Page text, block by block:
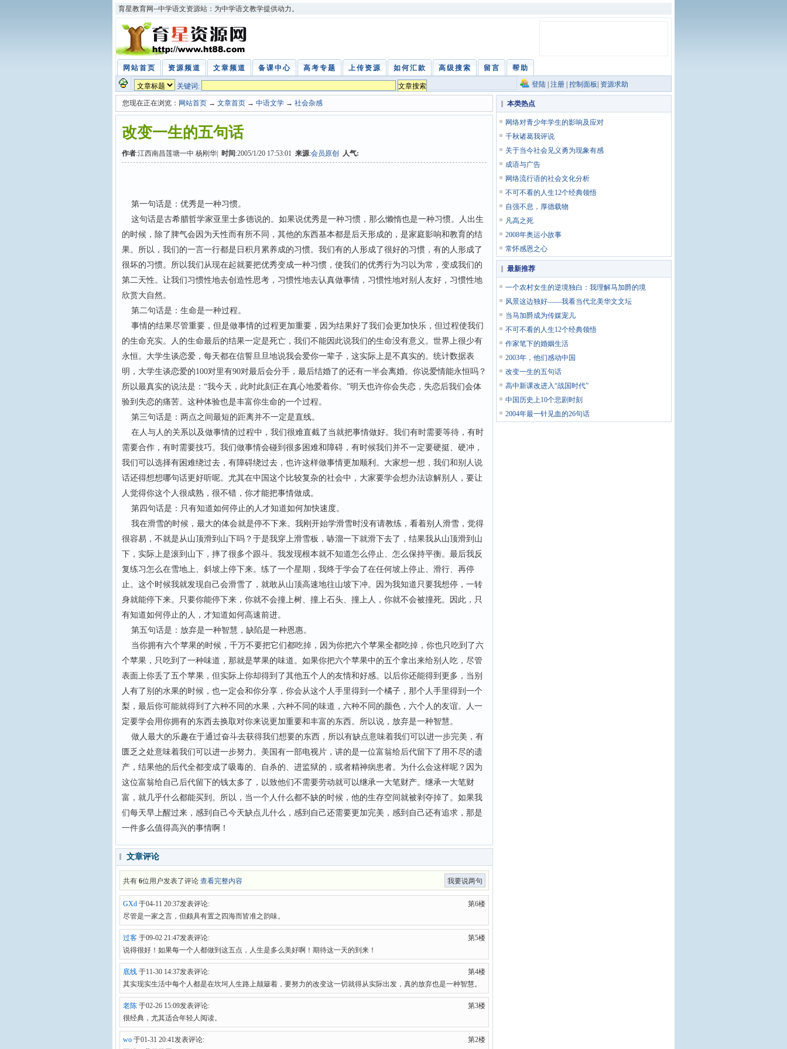
育星教育网--中学语文资源站：为中学语文教学提供动力。
网站首页 资源频道 文章频道 备课中心 高考专题 上传资源 如何汇款 高级搜索 留言 帮助
关键词: 登陆 注册 控制面板 资源求助
您现在正在浏览： 网站首页 → 文章首页 → 中语文学 → 社会杂感
改变一生的五句话
作者:江西南昌莲塘一中 杨刚华| 时间 :2005/1/20 17:53:01 来源:会员原创 人气:
第一句话是：优秀是一种习惯。
这句话是古希腊哲学家亚里士多德说的。如果说优秀是一种习惯，那么懒惰也是一种习惯。人出生
的时候，除了脾气会因为天性而有所不同，其他的东西基本都是后天形成的，是家庭影响和教育的结
果。所以，我们的一言一行都是日积月累养成的习惯。我们有的人形成了很好的习惯，有的人形成了
很坏的习惯。所以我们从现在起就要把优秀变成一种习惯，使我们的优秀行为习以为常，变成我们的
第二天性。让我们习惯性地去创造性思考，习惯性地去认真做事情，习惯性地对别人友好，习惯性地
欣赏大自然。
第二句话是：生命是一种过程。
事情的结果尽管重要，但是做事情的过程更加重要，因为结果好了我们会更加快乐，但过程使我们
的生命充实。人的生命最后的结果一定是死亡，我们不能因此说我们的生命没有意义。世界上很少有
永恒。大学生谈恋爱，每天都在信誓旦旦地说我会爱你一辈子，这实际上是不真实的。统计数据表
明，大学生谈恋爱的100对里有90对最后会分手，最后结婚了的还有一半会离婚。你说爱情能永恒吗？
所以最真实的说法是：“我今天，此时此刻正在真心地爱着你。”明天也许你会失恋，失恋后我们会体
验到失恋的痛苦。这种体验也是丰富你生命的一个过程。
第三句话是：两点之间最短的距离并不一定是直线。
在人与人的关系以及做事情的过程中，我们很难直截了当就把事情做好。我们有时需要等待，有时
需要合作，有时需要技巧。我们做事情会碰到很多困难和障碍，有时候我们并不一定要硬挺、硬冲，
我们可以选择有困难绕过去，有障碍绕过去，也许这样做事情更加顺利。大家想一想，我们和别人说
话还得想想哪句话更好听呢。尤其在中国这个比较复杂的社会中，大家要学会想办法谅解别人，要让
人觉得你这个人很成熟，很不错，你才能把事情做成。
第四句话是：只有知道如何停止的人才知道如何加快速度。
我在滑雪的时候，最大的体会就是停不下来。我刚开始学滑雪时没有请教练，看着别人滑雪，觉得
很容易，不就是从山顶滑到山下吗？于是我穿上滑雪板，哧溜一下就滑下去了，结果我从山顶滑到山
下，实际上是滚到山下，摔了很多个跟斗。我发现根本就不知道怎么停止、怎么保持平衡。最后我反
复练习怎么在雪地上、斜坡上停下来。练了一个星期，我终于学会了在任何坡上停止、滑行、再停
止。这个时候我就发现自己会滑雪了，就敢从山顶高速地往山坡下冲。因为我知道只要我想停，一转
身就能停下来。只要你能停下来，你就不会撞上树、撞上石头、撞上人，你就不会被撞死。因此，只
有知道如何停止的人，才知道如何高速前进。
第五句话是：放弃是一种智慧，缺陷是一种恩惠。
当你拥有六个苹果的时候，千万不要把它们都吃掉，因为你把六个苹果全都吃掉，你也只吃到了六
个苹果，只吃到了一种味道，那就是苹果的味道。如果你把六个苹果中的五个拿出来给别人吃，尽管
表面上你丢了五个苹果，但实际上你却得到了其他五个人的友情和好感。以后你还能得到更多，当别
人有了别的水果的时候，也一定会和你分享，你会从这个人手里得到一个橘子，那个人手里得到一个
梨，最后你可能就得到了六种不同的水果，六种不同的味道，六种不同的颜色，六个人的友谊。人一
定要学会用你拥有的东西去换取对你来说更加重要和丰富的东西。所以说，放弃是一种智慧。
做人最大的乐趣在于通过奋斗去获得我们想要的东西，所以有缺点意味着我们可以进一步完美，有
匮乏之处意味着我们可以进一步努力。美国有一部电视片，讲的是一位富翁给后代留下了用不尽的遗
产，结果他的后代全都变成了吸毒的、自杀的、进监狱的，或者精神病患者。为什么会这样呢？因为
这位富翁给自己后代留下的钱太多了，以致他们不需要劳动就可以继承一大笔财产。继承一大笔财
富，就几乎什么都能买到。所以，当一个人什么都不缺的时候，他的生存空间就被剥夺掉了。如果我
们每天早上醒过来，感到自己今天缺点儿什么，感到自己还需要更加完美，感到自己还有追求，那是
一件多么值得高兴的事情啊！
文章评论
共有 6位用户发表了评论 查看完整内容 我要说两句
GXd 于04-11 20:37发表评论:
第6楼
尽管是一家之言，但颇具有置之四海而皆准之韵味。
过客 于09-02 21:47发表评论:
第5楼
说得很好！如果每一个人都做到这五点，人生是多么美好啊！期待这一天的到来！
底线 于11-30 14:37发表评论:
第4楼
其实现实生活中每个人都是在坎坷人生路上颠簸着，要努力的改变这一切就得从实际出发，真的放弃也是一种智慧。
老陈 于02-26 15:09发表评论:
第3楼
很经典，尤其适合年轻人阅读。
wo 于01-31 20:41发表评论:
第2楼
本类热点
网络对青少年学生的影响及应对
千秋诸葛我评说
关于当今社会见义勇为现象有感
成语与广告
网络流行语的社会文化分析
不可不看的人生12个经典领悟
自强不息，厚德载物
凡高之死
2008年奥运小故事
常怀感恩之心
最新推荐
一个农村女生的逆境独白：我理解马加爵的境
风景这边独好——我看当代北美华文文坛
当马加爵成为传媒宠儿
不可不看的人生12个经典领悟
作家笔下的婚姻生活
2003年，他们感动中国
改变一生的五句话
高中新课改进入“战国时代”
中国历史上10个悲剧时刻
2004年最一针见血的26句话